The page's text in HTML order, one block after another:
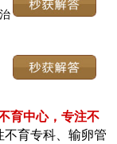
育中心，专注不
不育专科、输卵管